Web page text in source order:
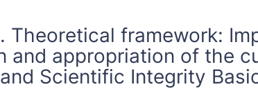
Theoretical framework:
and appropriation of the
Scientific Integrity